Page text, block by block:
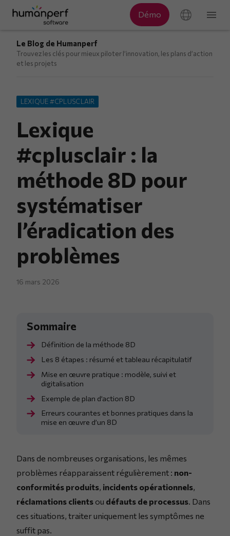
Le Blog de Humanperf
Trouvez les clés pour mieux piloter l’innovation, les plans d’action
et les projets
LEXIQUE #CPLUSCLAIR
Lexique
#cplusclair : la
méthode 8D pour
systématiser
l’éradication des
problèmes
16 mars 2026
Définition de la méthode 8D
Les 8 étapes : résumé et tableau récapitulatif
Mise en œuvre pratique : modèle, suivi et
digitalisation
Exemple de plan d’action 8D
Erreurs courantes et bonnes pratiques dans la
mise en œuvre d’un 8D
Dans de nombreuses organisations, les mêmes
problèmes réapparaissent régulièrement : non-
conformités produits, incidents opérationnels,
réclamations clients ou défauts de processus. Dans
ces situations, traiter uniquement les symptômes ne
suffit pas.